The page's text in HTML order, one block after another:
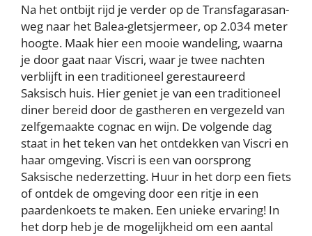
Na het ontbijt rijd je verder op de Transfagarasan-
weg naar het Balea-gletsjermeer, op 2.034 meter
hoogte. Maak hier een mooie wandeling, waarna
je door gaat naar Viscri, waar je twee nachten
verblijft in een traditioneel gerestaureerd
Saksisch huis. Hier geniet je van een traditioneel
diner bereid door de gastheren en vergezeld van
zelfgemaakte cognac en wijn. De volgende dag
staat in het teken van het ontdekken van Viscri en
haar omgeving. Viscri is een van oorsprong
Saksische nederzetting. Huur in het dorp een fiets
of ontdek de omgeving door een ritje in een
paardenkoets te maken. Een unieke ervaring! In
het dorp heb je de mogelijkheid om een aantal